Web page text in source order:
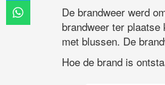
De brandweer werd
brandweer ter
met blussen. De
Hoe de brand is